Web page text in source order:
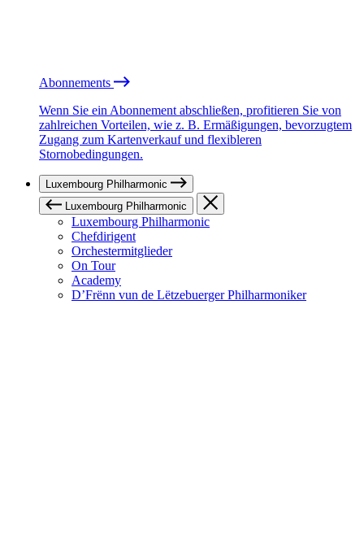
Abonnements
Wenn Sie ein Abonnement abschließen, profitieren Sie von
zahlreichen Vorteilen, wie z. B. Ermäßigungen, bevorzugtem
Zugang zum Kartenverkauf und flexibleren
Stornobedingungen.
Luxembourg Philharmonic
Luxembourg Philharmonic
Luxembourg Philharmonic
Chefdirigent
Orchestermitglieder
On Tour
Academy
D’Frënn vun de Lëtzebuerger Philharmoniker